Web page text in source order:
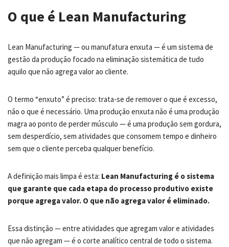
O que é Lean Manufacturing
Lean Manufacturing — ou manufatura enxuta — é um sistema de
gestão da produção focado na eliminação sistemática de tudo
aquilo que não agrega valor ao cliente.
O termo “enxuto” é preciso: trata-se de remover o que é excesso,
não o que é necessário. Uma produção enxuta não é uma produção
magra ao ponto de perder músculo — é uma produção sem gordura,
sem desperdício, sem atividades que consomem tempo e dinheiro
sem que o cliente perceba qualquer benefício.
A definição mais limpa é esta: Lean Manufacturing é o sistema
que garante que cada etapa do processo produtivo existe
porque agrega valor. O que não agrega valor é eliminado.
Essa distinção — entre atividades que agregam valor e atividades
que não agregam — é o corte analítico central de todo o sistema.